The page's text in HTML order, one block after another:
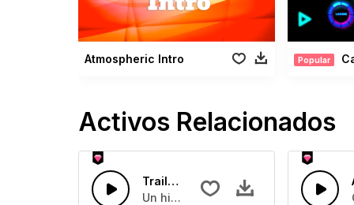
Atmospheric Intro Popular
Activos Relacionados
Trailer Cinemático Urbano
Un hip hop cinematico épico. El